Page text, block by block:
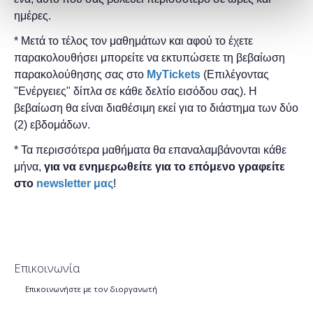
ημέρες.
* Μετά το τέλος τον μαθημάτων και αφού το έχετε
παρακολουθήσει μπορείτε να εκτυπώσετε τη βεβαίωση
παρακολούθησης ​σας στο MyTickets (Επιλέγοντας
"Ενέργειες" δίπλα σε κάθε δελτίο εισόδου σας). Η
βεβαίωση θα είναι διαθέσιμη εκεί για το διάστημα των δύο
(2) εβδομάδων.
* Τα περισσότερα μαθήματα θα επαναλαμβάνονται κάθε
μήνα, για να ενημερωθείτε για το επόμενο γραφείτε
στο newsletter μας!
Επικοινωνία
Επικοινωνήστε με τον διοργανωτή